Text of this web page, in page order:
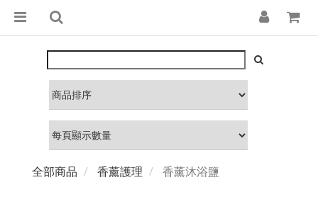
全部商品 香薰護理 香薰沐浴鹽